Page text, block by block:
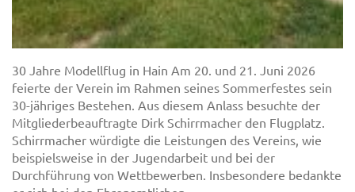
30 Jahre Modellflug in Hain Am 20. und 21. Juni 2026
feierte der Verein im Rahmen seines Sommerfestes sein
30-jähriges Bestehen. Aus diesem Anlass besuchte der
Mitgliederbeauftragte Dirk Schirrmacher den Flugplatz.
Schirrmacher würdigte die Leistungen des Vereins, wie
beispielsweise in der Jugendarbeit und bei der
Durchführung von Wettbewerben. Insbesondere bedankte